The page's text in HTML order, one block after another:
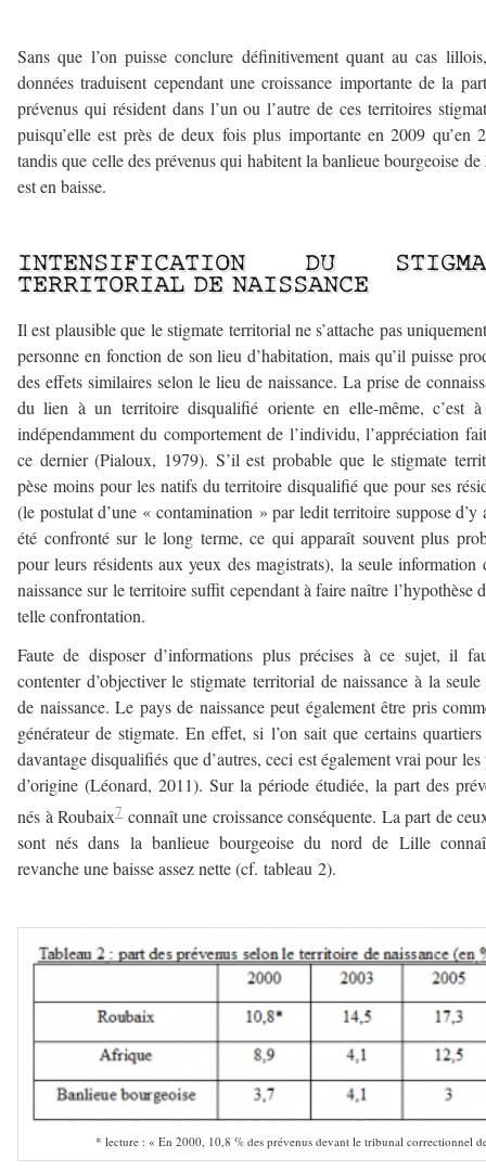
Sans que l’on puisse conclure définitivement quant au cas
données traduisent cependant une croissance importante de la
prévenus qui résident dans l’un ou l’autre de ces territoires
puisqu’elle est près de deux fois plus importante en 2009 qu’en
tandis que celle des prévenus qui habitent la banlieue bourgeoise
est en baisse.
INTENSIFICATION DU
TERRITORIAL DE NAISSANCE
Il est plausible que le stigmate territorial ne s’attache pas
personne en fonction de son lieu d’habitation, mais qu’il puisse
des effets similaires selon le lieu de naissance. La prise de
du lien à un territoire disqualifié oriente en elle-même, c’est
indépendamment du comportement de l’individu, l’appréciation
ce dernier (Pialoux, 1979). S’il est probable que le stigmate
pèse moins pour les natifs du territoire disqualifié que pour ses
(le postulat d’une « contamination » par ledit territoire suppose d’y
été confronté sur le long terme, ce qui apparaît souvent plus
pour leurs résidents aux yeux des magistrats), la seule information
naissance sur le territoire suffit cependant à faire naître l’hypothèse
telle confrontation.
Faute de disposer d’informations plus précises à ce sujet, il
contenter d’objectiver le stigmate territorial de naissance à la
de naissance. Le pays de naissance peut également être pris
générateur de stigmate. En effet, si l’on sait que certains
davantage disqualifiés que d’autres, ceci est également vrai pour les
d’origine (Léonard, 2011). Sur la période étudiée, la part des
nés à Roubaix7 connaît une croissance conséquente. La part de
sont nés dans la banlieue bourgeoise du nord de Lille
revanche une baisse assez nette (cf. tableau 2).
* lecture : « En 2000, 10,8 % des prévenus devant le tribunal correctionnel